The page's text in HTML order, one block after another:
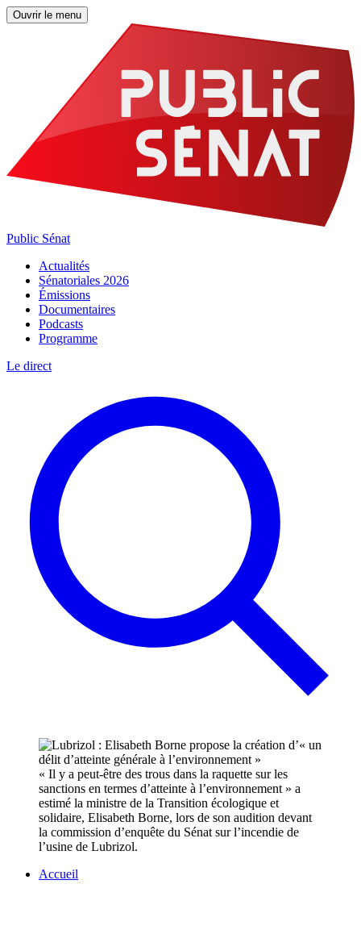
Ouvrir le menu
Public Sénat
Actualités
Sénatoriales 2026
Émissions
Documentaires
Podcasts
Programme
Le direct
« Il y a peut-être des trous dans la raquette sur les
sanctions en termes d’atteinte à l’environnement » a
estimé la ministre de la Transition écologique et
solidaire, Elisabeth Borne, lors de son audition devant
la commission d’enquête du Sénat sur l’incendie de
l’usine de Lubrizol.
Accueil